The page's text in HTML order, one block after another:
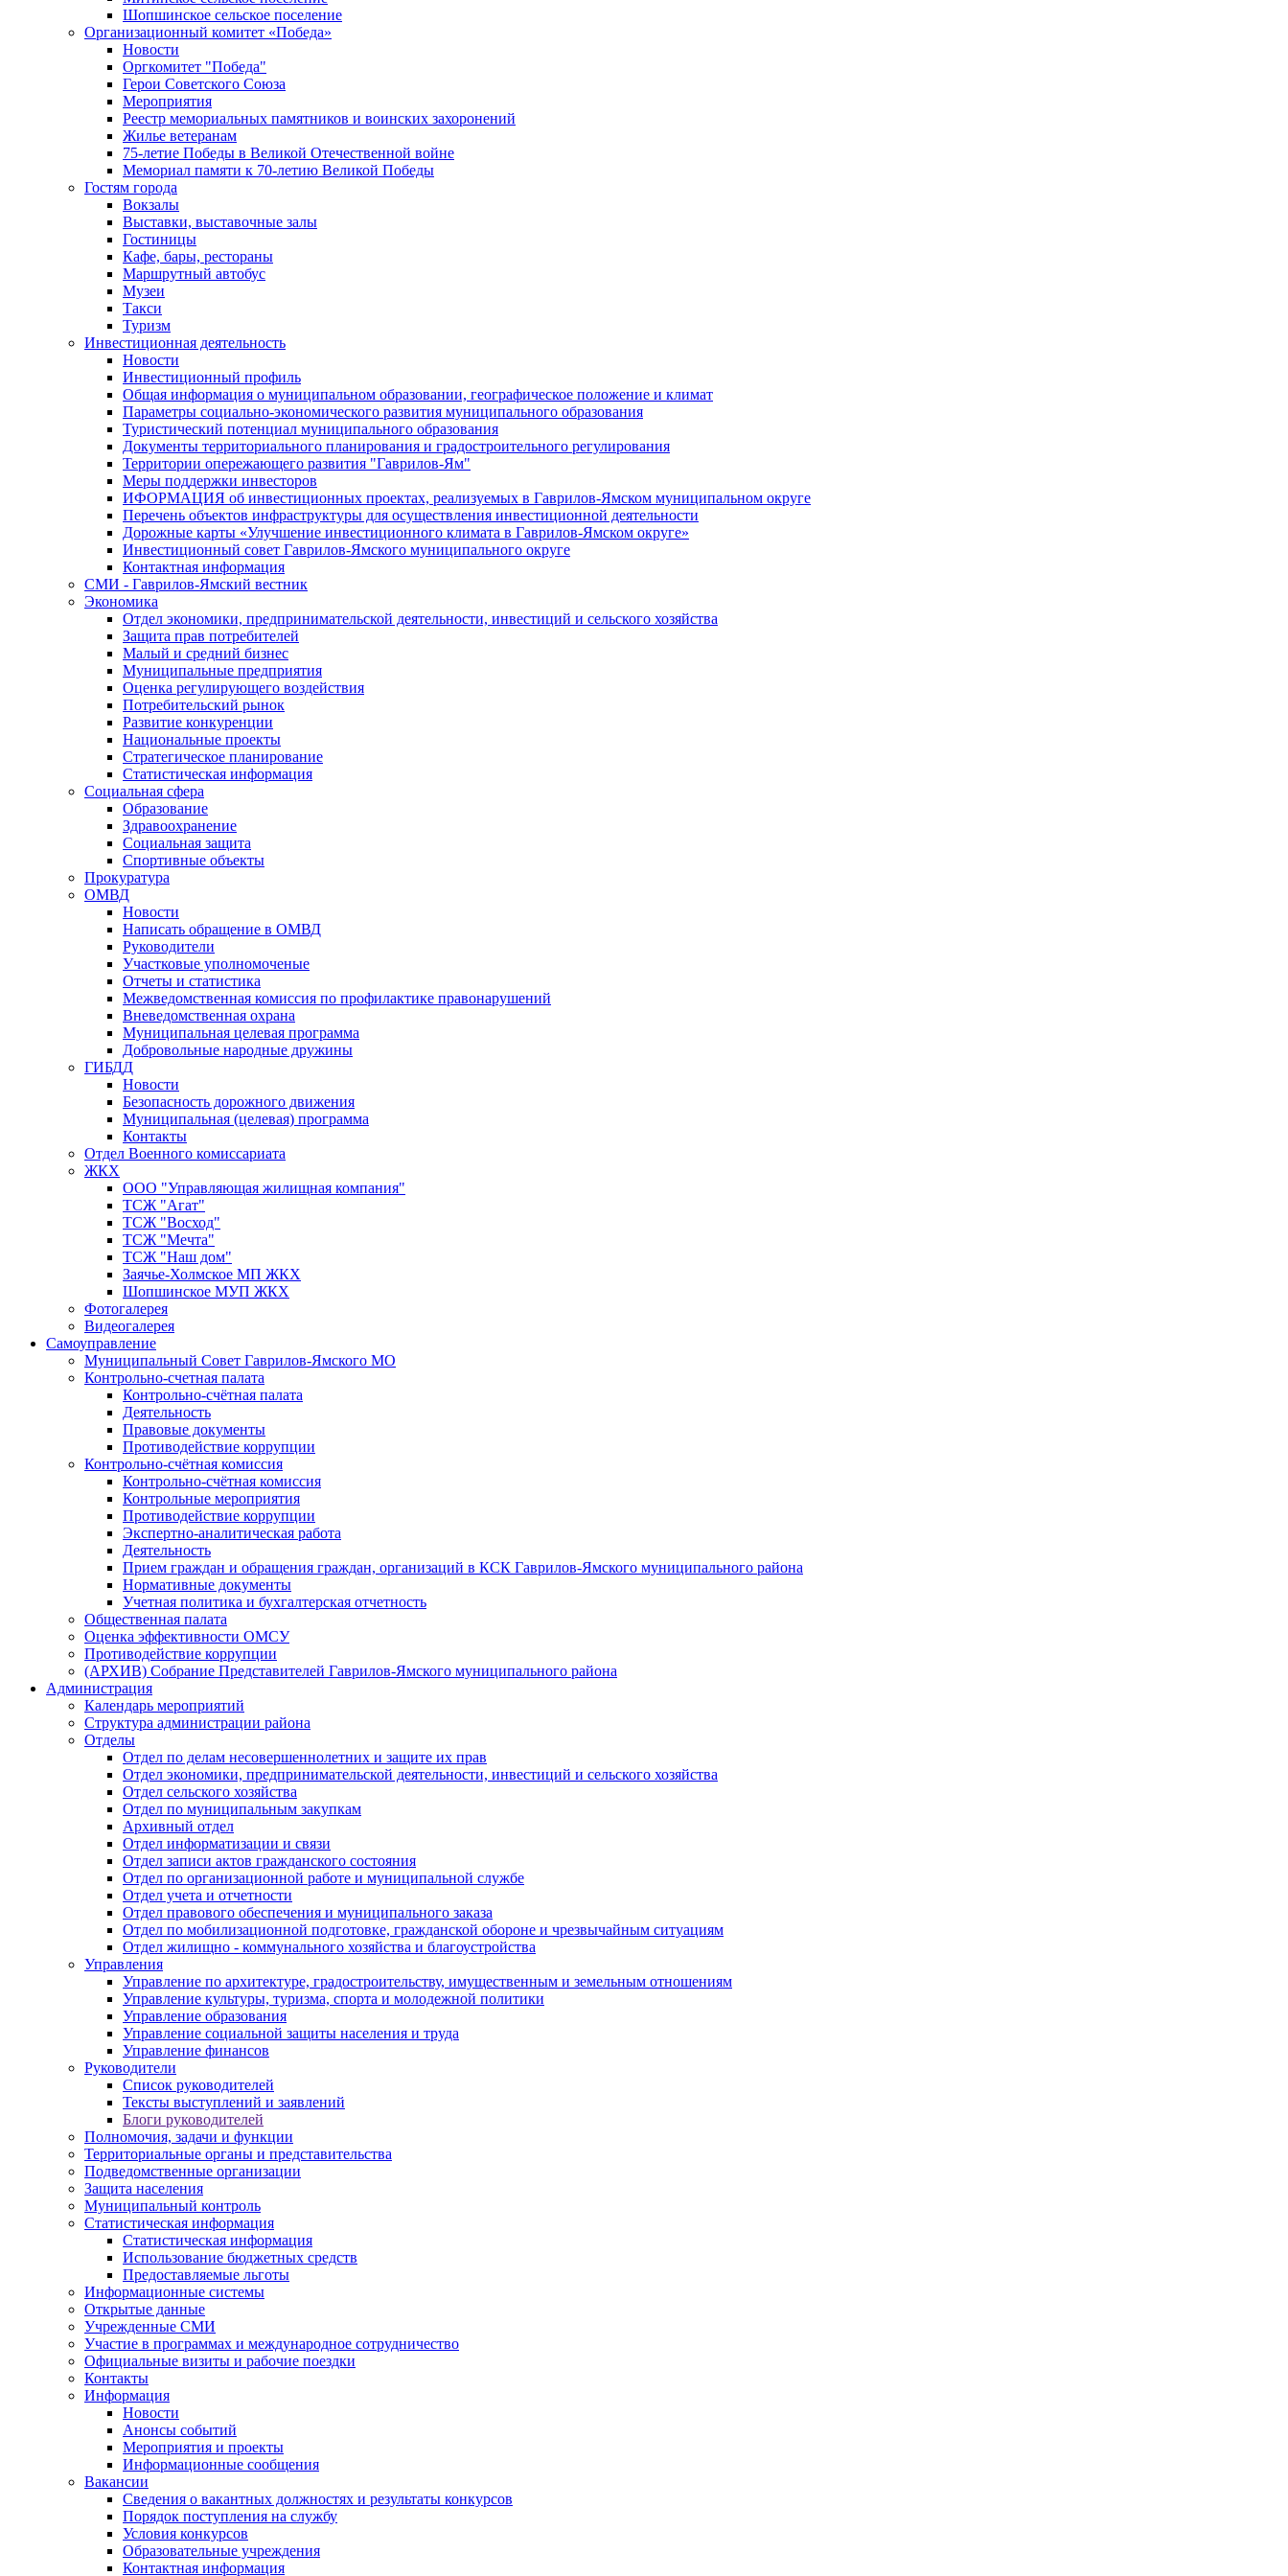
Шопшинское сельское поселение
Организационный комитет «Победа»
Новости
Оргкомитет "Победа"
Герои Советского Союза
Мероприятия
Реестр мемориальных памятников и воинских захоронений
Жилье ветеранам
75-летие Победы в Великой Отечественной войне
Мемориал памяти к 70-летию Великой Победы
Гостям города
Вокзалы
Выставки, выставочные залы
Гостиницы
Кафе, бары, рестораны
Маршрутный автобус
Музеи
Такси
Туризм
Инвестиционная деятельность
Новости
Инвестиционный профиль
Общая информация о муниципальном образовании, географическое положение и климат
Параметры социально-экономического развития муниципального образования
Туристический потенциал муниципального образования
Документы территориального планирования и градостроительного регулирования
Территории опережающего развития "Гаврилов-Ям"
Меры поддержки инвесторов
ИФОРМАЦИЯ об инвестиционных проектах, реализуемых в Гаврилов-Ямском муниципальном округе
Перечень объектов инфраструктуры для осуществления инвестиционной деятельности
Дорожные карты «Улучшение инвестиционного климата в Гаврилов-Ямском округе»
Инвестиционный совет Гаврилов-Ямского муниципального округе
Контактная информация
СМИ - Гаврилов-Ямский вестник
Экономика
Отдел экономики, предпринимательской деятельности, инвестиций и сельского хозяйства
Защита прав потребителей
Малый и средний бизнес
Муниципальные предприятия
Оценка регулирующего воздействия
Потребительский рынок
Развитие конкуренции
Национальные проекты
Стратегическое планирование
Статистическая информация
Социальная сфера
Образование
Здравоохранение
Социальная защита
Спортивные объекты
Прокуратура
ОМВД
Новости
Написать обращение в ОМВД
Руководители
Участковые уполномоченые
Отчеты и статистика
Межведомственная комиссия по профилактике правонарушений
Вневедомственная охрана
Муниципальная целевая программа
Добровольные народные дружины
ГИБДД
Новости
Безопасность дорожного движения
Муниципальная (целевая) программа
Контакты
Отдел Военного комиссариата
ЖКХ
ООО "Управляющая жилищная компания"
ТСЖ "Агат"
ТСЖ "Восход"
ТСЖ "Мечта"
ТСЖ "Наш дом"
Заячье-Холмское МП ЖКХ
Шопшинское МУП ЖКХ
Фотогалерея
Видеогалерея
Самоуправление
Муниципальный Совет Гаврилов-Ямского МО
Контрольно-счетная палата
Контрольно-счётная палата
Деятельность
Правовые документы
Противодействие коррупции
Контрольно-счётная комиссия
Контрольно-счётная комиссия
Контрольные мероприятия
Противодействие коррупции
Экспертно-аналитическая работа
Деятельность
Прием граждан и обращения граждан, организаций в КСК Гаврилов-Ямского муниципального района
Нормативные документы
Учетная политика и бухгалтерская отчетность
Общественная палата
Оценка эффективности ОМСУ
Противодействие коррупции
(АРХИВ) Собрание Представителей Гаврилов-Ямского муниципального района
Администрация
Календарь мероприятий
Структура администрации района
Отделы
Отдел по делам несовершеннолетних и защите их прав
Отдел экономики, предпринимательской деятельности, инвестиций и сельского хозяйства
Отдел сельского хозяйства
Отдел по муниципальным закупкам
Архивный отдел
Отдел информатизации и связи
Отдел записи актов гражданского состояния
Отдел по организационной работе и муниципальной службе
Отдел учета и отчетности
Отдел правового обеспечения и муниципального заказа
Отдел по мобилизационной подготовке, гражданской обороне и чрезвычайным ситуациям
Отдел жилищно - коммунального хозяйства и благоустройства
Управления
Управление по архитектуре, градостроительству, имущественным и земельным отношениям
Управление культуры, туризма, спорта и молодежной политики
Управление образования
Управление социальной защиты населения и труда
Управление финансов
Руководители
Список руководителей
Тексты выступлений и заявлений
Блоги руководителей
Полномочия, задачи и функции
Территориальные органы и представительства
Подведомственные организации
Защита населения
Муниципальный контроль
Статистическая информация
Статистическая информация
Использование бюджетных средств
Предоставляемые льготы
Информационные системы
Открытые данные
Учрежденные СМИ
Участие в программах и международное сотрудничество
Официальные визиты и рабочие поездки
Контакты
Информация
Новости
Анонсы событий
Мероприятия и проекты
Информационные сообщения
Вакансии
Сведения о вакантных должностях и результаты конкурсов
Порядок поступления на службу
Условия конкурсов
Образовательные учреждения
Контактная информация